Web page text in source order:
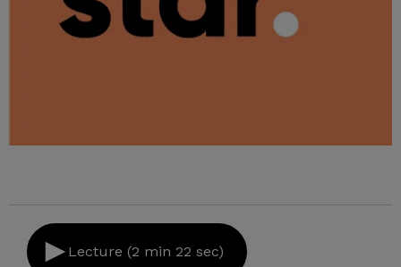
Lecture (2 min 22 sec)